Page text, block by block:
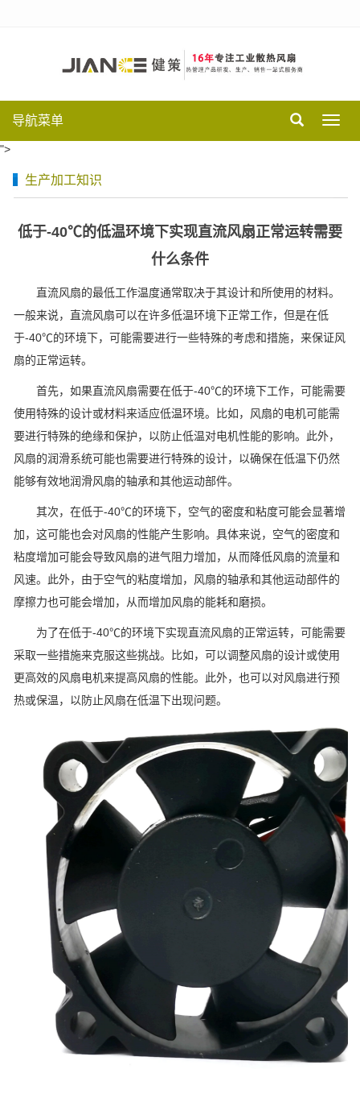
导航菜单
">
生产加工知识
低于-40℃的低温环境下实现直流风扇正常运转需要
什么条件
直流风扇的最低工作温度通常取决于其设计和所使用的材料。
一般来说，直流风扇可以在许多低温环境下正常工作，但是在低
于-40℃的环境下，可能需要进行一些特殊的考虑和措施，来保证风
扇的正常运转。
首先，如果直流风扇需要在低于-40℃的环境下工作，可能需要
使用特殊的设计或材料来适应低温环境。比如，风扇的电机可能需
要进行特殊的绝缘和保护，以防止低温对电机性能的影响。此外，
风扇的润滑系统可能也需要进行特殊的设计，以确保在低温下仍然
能够有效地润滑风扇的轴承和其他运动部件。
其次，在低于-40℃的环境下，空气的密度和粘度可能会显著增
加，这可能也会对风扇的性能产生影响。具体来说，空气的密度和
粘度增加可能会导致风扇的进气阻力增加，从而降低风扇的流量和
风速。此外，由于空气的粘度增加，风扇的轴承和其他运动部件的
摩擦力也可能会增加，从而增加风扇的能耗和磨损。
为了在低于-40℃的环境下实现直流风扇的正常运转，可能需要
采取一些措施来克服这些挑战。比如，可以调整风扇的设计或使用
更高效的风扇电机来提高风扇的性能。此外，也可以对风扇进行预
热或保温，以防止风扇在低温下出现问题。